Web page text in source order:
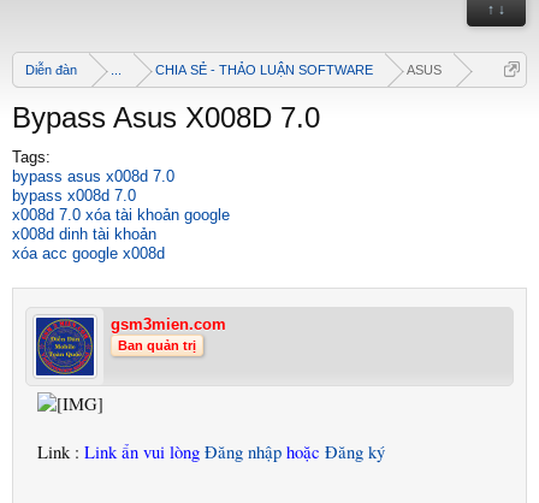
↑ ↓
Diễn đàn CHIA SẺ - THẢO LUẬN SOFTWARE ASUS
Bypass Asus X008D 7.0
Tags:
bypass asus x008d 7.0
bypass x008d 7.0
x008d 7.0 xóa tài khoản google
x008d dinh tài khoản
xóa acc google x008d
gsm3mien.com
Ban quản trị
Link : Link ẩn vui lòng Đăng nhập hoặc Đăng ký